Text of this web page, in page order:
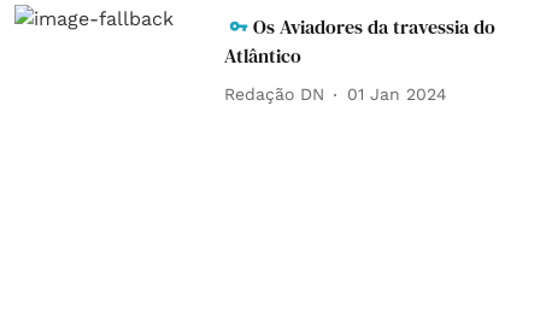
Os Aviadores da travessia do
Atlântico
Redação DN 01 Jan 2024